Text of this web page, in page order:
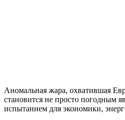
Аномальная жара, охватившая
становится не просто погодным
испытанием для экономики,